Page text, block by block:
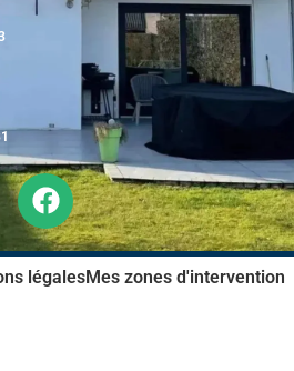
légalesMes zones d'intervention